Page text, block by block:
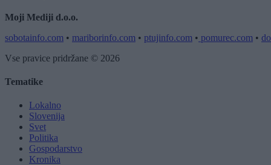
Moji Mediji d.o.o.
sobotainfo.com • mariborinfo.com • ptujinfo.com • pomurec.com •
Vse pravice pridržane © 2026
Tematike
Lokalno
Slovenija
Svet
Politika
Gospodarstvo
Kronika